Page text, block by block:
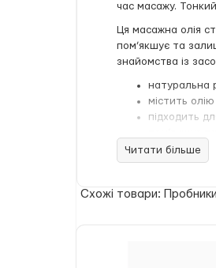
час масажу.
Ця масажна олія
пом’якшує та
знайомства із
натуральна
містить
підходить
тонкий
підходить
Пробник
Читати більше
Схожі товари: Пробники